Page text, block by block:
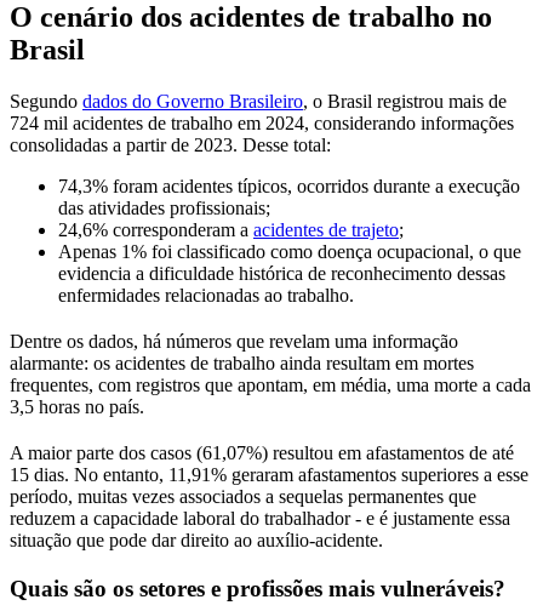
O cenário dos acidentes de trabalho no
Brasil
Segundo dados do Governo Brasileiro, o Brasil registrou mais de
724 mil acidentes de trabalho em 2024, considerando informações
consolidadas a partir de 2023. Desse total:
74,3% foram acidentes típicos, ocorridos durante a execução
das atividades profissionais;
24,6% corresponderam a acidentes de trajeto;
Apenas 1% foi classificado como doença ocupacional, o que
evidencia a dificuldade histórica de reconhecimento dessas
enfermidades relacionadas ao trabalho.
Dentre os dados, há números que revelam uma informação
alarmante: os acidentes de trabalho ainda resultam em mortes
frequentes, com registros que apontam, em média, uma morte a cada
3,5 horas no país.
A maior parte dos casos (61,07%) resultou em afastamentos de até
15 dias. No entanto, 11,91% geraram afastamentos superiores a esse
período, muitas vezes associados a sequelas permanentes que
reduzem a capacidade laboral do trabalhador - e é justamente essa
situação que pode dar direito ao auxílio-acidente.
Quais são os setores e profissões mais vulneráveis?